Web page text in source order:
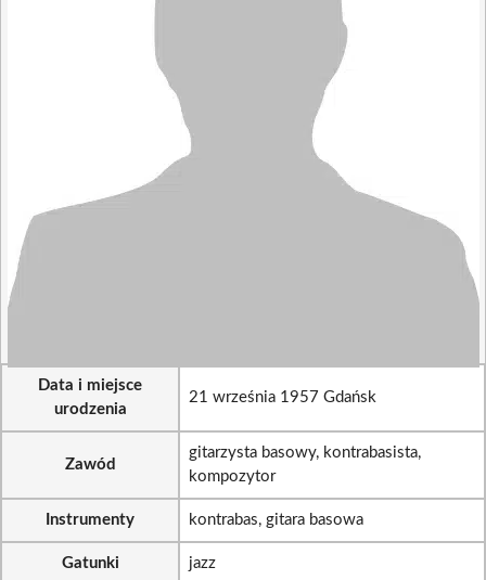
Data i miejsce
urodzenia
21 września 1957 Gdańsk
Zawód
gitarzysta basowy, kontrabasista,
kompozytor
Instrumenty kontrabas, gitara basowa
Gatunki jazz